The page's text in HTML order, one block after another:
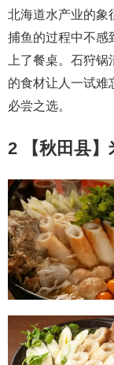
北海道水产业的象
捕鱼的过程中不感
上了餐桌。石狩
的食材让人一试难
必尝之选。
2 【秋田县】